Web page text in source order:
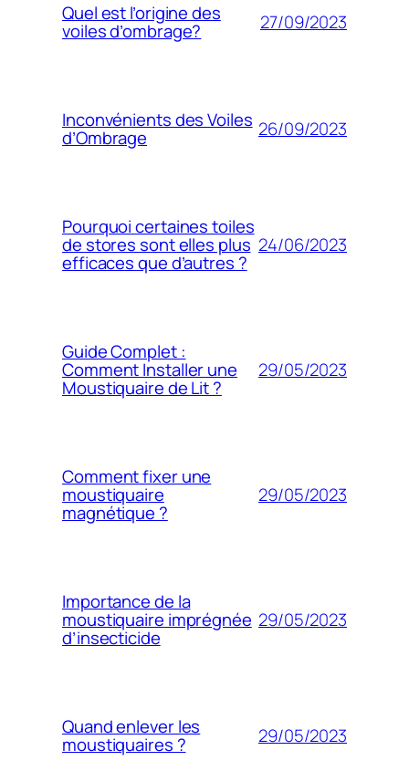
Quel est l’origine des
voiles d’ombrage? 27/09/2023
Inconvénients des Voiles
d’Ombrage 26/09/2023
Pourquoi certaines toiles
de stores sont elles plus
efficaces que d’autres ?
24/06/2023
Guide Complet :
Comment Installer une
Moustiquaire de Lit ?
29/05/2023
Comment fixer une
moustiquaire
magnétique ?
29/05/2023
Importance de la
moustiquaire imprégnée
d’insecticide
29/05/2023
Quand enlever les
moustiquaires ? 29/05/2023